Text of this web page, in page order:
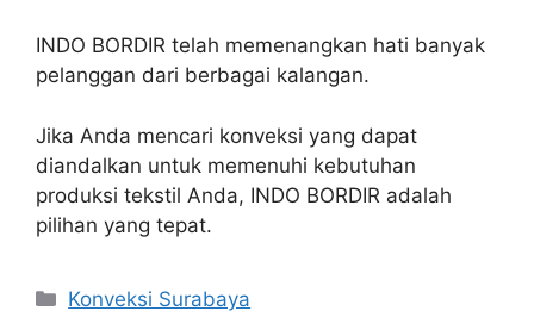
INDO BORDIR telah memenangkan hati banyak
pelanggan dari berbagai kalangan.
Jika Anda mencari konveksi yang dapat
diandalkan untuk memenuhi kebutuhan
produksi tekstil Anda, INDO BORDIR adalah
pilihan yang tepat.
Kategori
Konveksi Surabaya